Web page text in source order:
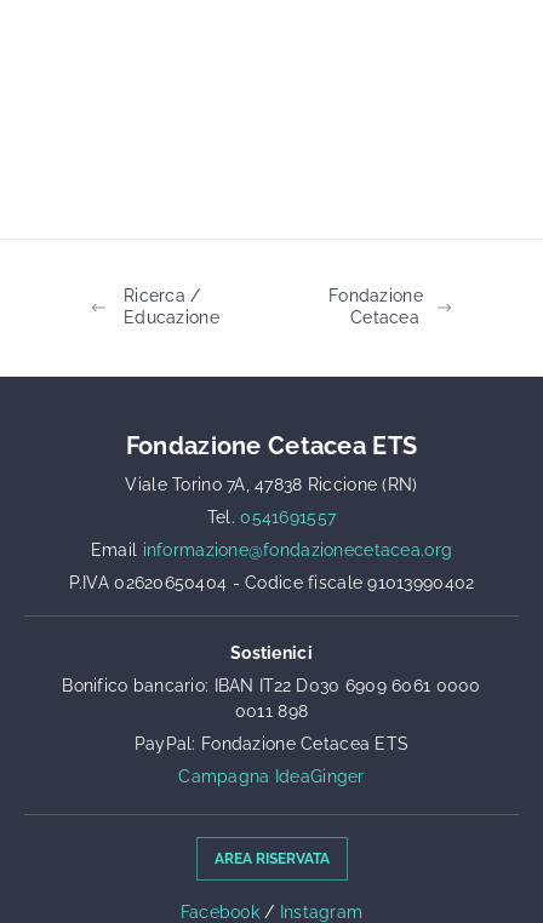
Ricerca /
Educazione
Fondazione
Cetacea
Fondazione Cetacea ETS
Viale Torino 7A, 47838 Riccione (RN)
Tel.0541691557
Email informazione@fondazionecetacea.org
P.IVA 02620650404 - Codice fiscale 91013990402
Sostienici
Bonifico bancario: IBAN IT22 D030 6909 6061 0000
0011 898
PayPal: Fondazione Cetacea ETS
Campagna IdeaGinger
AREA RISERVATA
Facebook / Instagram